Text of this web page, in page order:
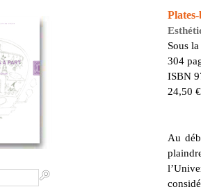
Sous
304
ISBN
24,50
Au